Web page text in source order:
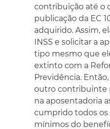
contribuição até o
publicação da EC
adquirido. Assim,
INSS e solicitar a
tipo mesmo que
extinto com a
Previdência.
outro contribuinte
na aposentadoria
cumprido todos
mínimos do